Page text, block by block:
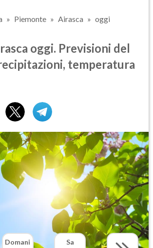
Piemonte Airasca oggi
oggi. Previsioni del
temperatura
Domani
Sa